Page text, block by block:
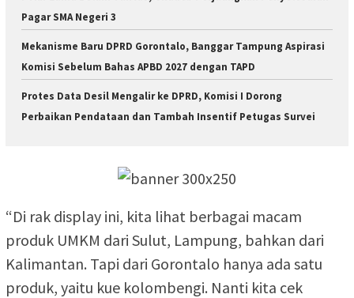
Pagar SMA Negeri 3
Mekanisme Baru DPRD Gorontalo, Banggar Tampung Aspirasi
Komisi Sebelum Bahas APBD 2027 dengan TAPD
Protes Data Desil Mengalir ke DPRD, Komisi I Dorong
Perbaikan Pendataan dan Tambah Insentif Petugas Survei
“Di rak display ini, kita lihat berbagai macam
produk UMKM dari Sulut, Lampung, bahkan dari
Kalimantan. Tapi dari Gorontalo hanya ada satu
produk, yaitu kue kolombengi. Nanti kita cek